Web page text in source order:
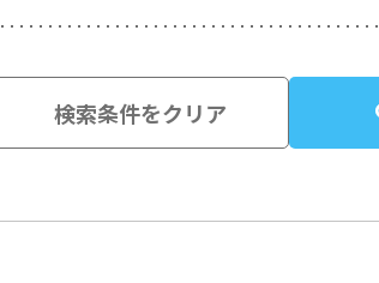
検索条件をクリア